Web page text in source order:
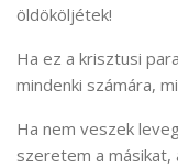
öldököljétek!
Ha ez a krisztusi
mindenki számára,
Ha nem veszek
szeretem a másikat,